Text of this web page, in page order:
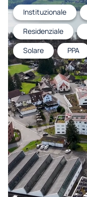
Instituzionale
Residenziale
Solare
PPA